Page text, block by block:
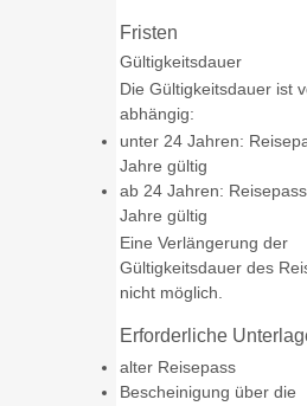
Fristen
Gültigkeitsdauer
Die Gültigkeitsdauer ist
abhängig:
unter 24 Jahren:
Jahre gültig
ab 24 Jahren:
Jahre gültig
Eine Verlängerung der
Gültigkeitsdauer des
nicht möglich.
Erforderliche
alter Reisepass
Bescheinigung über die